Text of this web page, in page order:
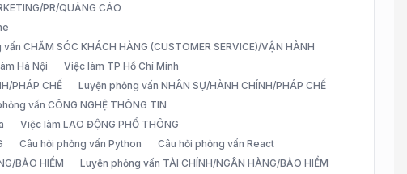
PR/QUẢNG CÁO
CHĂM SÓC KHÁCH HÀNG (CUSTOMER SERVICE)/VẬN HÀNH
Hà Nội
Việc làm TP Hồ Chí Minh
PHÁP CHẾ
Luyện phỏng vấn NHÂN SỰ/HÀNH CHÍNH/PHÁP CHẾ
vấn CÔNG NGHỆ THÔNG TIN
Việc làm LAO ĐỘNG PHỔ THÔNG
Câu hỏi phỏng vấn Python
Câu hỏi phỏng vấn React
BẢO HIỂM
Luyện phỏng vấn TÀI CHÍNH/NGÂN HÀNG/BẢO HIỂM